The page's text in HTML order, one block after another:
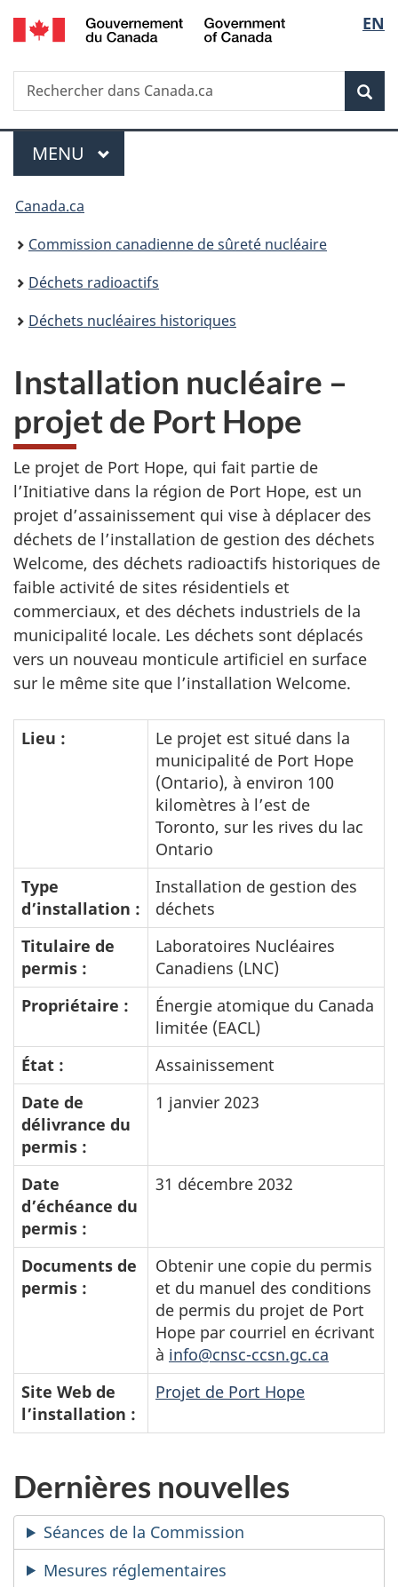
Passer
au
principal
de
la
EN
Recherche
Rechercher
dans
Menu
MENU PRINCIPAL
Vous
êtes
ici
Canada.ca
Commission canadienne de sûreté nucléaire
Déchets radioactifs
Déchets nucléaires historiques
Installation nucléaire –
projet de Port Hope
Le projet de Port Hope, qui fait partie de
l’Initiative dans la région de Port Hope, est un
projet d’assainissement qui vise à déplacer des
déchets de l’installation de gestion des déchets
Welcome, des déchets radioactifs historiques de
faible activité de sites résidentiels et
commerciaux, et des déchets industriels de la
municipalité locale. Les déchets sont déplacés
vers un nouveau monticule artificiel en surface
sur le même site que l’installation Welcome.
Lieu :
Le projet est situé dans la
municipalité de Port Hope
(Ontario), à environ 100
kilomètres à l’est de
Toronto, sur les rives du lac
Ontario
Type
d’installation :
Installation de gestion des
déchets
Titulaire de
permis :
Laboratoires Nucléaires
Canadiens (LNC)
Propriétaire :
Énergie atomique du Canada
limitée (EACL)
État :
Assainissement
Date de
délivrance du
permis :
1 janvier 2023
Date
d’échéance du
permis :
31 décembre 2032
Documents de
permis :
Obtenir une copie du permis
et du manuel des conditions
de permis du projet de Port
Hope par courriel en écrivant
à info@cnsc-ccsn.gc.ca
Site Web de
l’installation :
Projet de Port Hope
Dernières nouvelles
Séances de la Commission
Mesures réglementaires